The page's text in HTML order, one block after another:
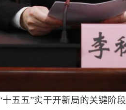
五五”实干开新局的关键阶